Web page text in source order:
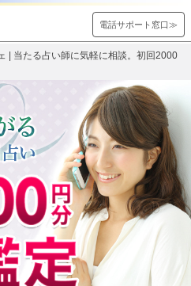
電話サポート窓口≫
当たる占い師に気軽に相談。初回2000